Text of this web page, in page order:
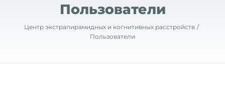
Пользователи
Центр экстрапирамидных и когнитивных расстройств
Пользователи